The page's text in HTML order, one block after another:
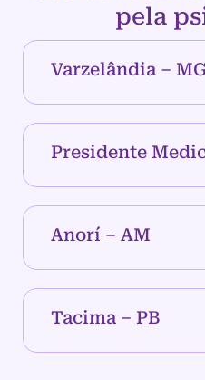
pela
Varzelândia –
Presidente
Anorí – AM
Tacima – PB